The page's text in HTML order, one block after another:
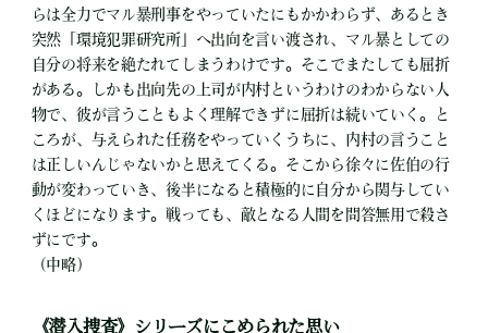
らは全力でマル暴刑事をやっていたにもかかわらず、あるとき
突然「環境犯罪研究所」へ出向を言い渡され、マル暴としての
自分の将来を絶たれてしまうわけです。そこでまたしても屈折
がある。しかも出向先の上司が内村というわけのわからない人
物で、彼が言うこともよく理解できずに屈折は続いていく。と
ころが、与えられた任務をやっていくうちに、内村の言うこと
は正しいんじゃないかと思えてくる。そこから徐々に佐伯の行
動が変わっていき、後半になると積極的に自分から関与してい
くほどになります。戦っても、敵となる人間を問答無用で殺さ
ずにです。
（中略）
《潜入捜査》シリーズにこめられた思い